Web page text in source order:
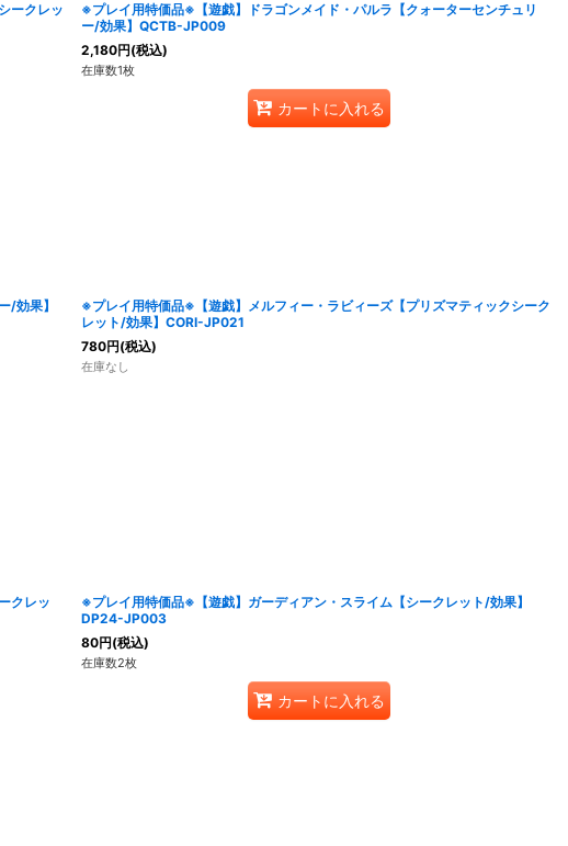
ークレッ
※プレイ用特価品※【遊戯】ドラゴンメイド・パルラ【クォーターセンチュリ
ー/効果】QCTB-JP009
2,180円(税込)
在庫数1枚
カートに入れる
/効果】
※プレイ用特価品※【遊戯】メルフィー・ラビィーズ【プリズマティックシーク
レット/効果】CORI-JP021
780円(税込)
在庫なし
クレッ
※プレイ用特価品※【遊戯】ガーディアン・スライム【シークレット/効果】
DP24-JP003
80円(税込)
在庫数2枚
カートに入れる